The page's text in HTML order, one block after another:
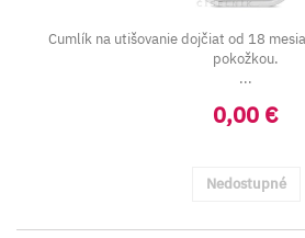
Cumlík na utišovanie dojčiat od 18
pokožkou.
...
0,00 €
Nedostupné